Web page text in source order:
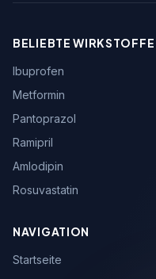
BELIEBTE WIRKSTOFFE
Ibuprofen
Metformin
Pantoprazol
Ramipril
Amlodipin
Rosuvastatin
NAVIGATION
Startseite